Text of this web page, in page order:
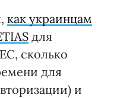
как украинцам
для
сколько
для
и